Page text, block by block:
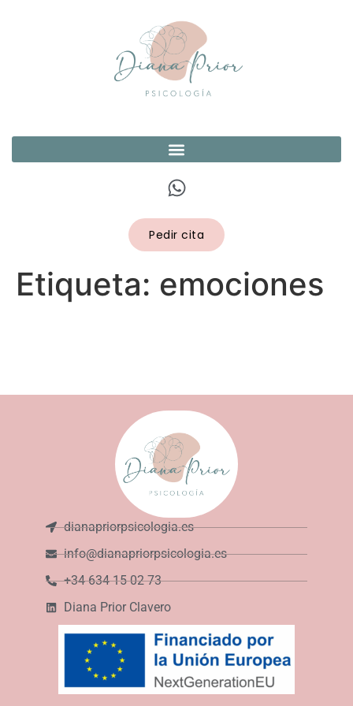
Pedir cita
Etiqueta: emociones
dianapriorpsicologia.es
info@dianapriorpsicologia.es
+34 634 15 02 73
Diana Prior Clavero